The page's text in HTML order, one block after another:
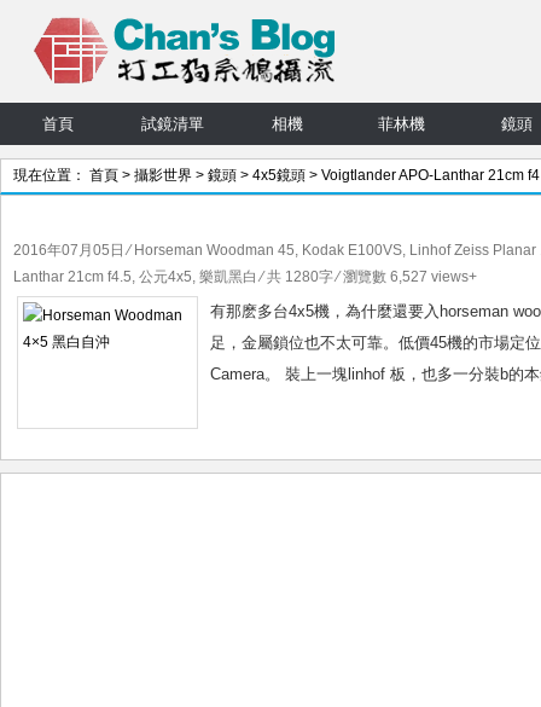
首頁 試鏡清單 相機 菲林機 鏡頭
現在位置： 首頁 > 攝影世界 > 鏡頭 > 4x5鏡頭 > Voigtlander APO-Lanthar 21cm
2016年07月05日 ⁄ Horseman Woodman 45, Kodak E100VS, Linhof Zeiss Planar
Lanthar 21cm f4.5, 公元4x5, 樂凱黑白 ⁄ 共 1280字 ⁄ 瀏覽數 6,527 views+
有那麽多台4x5機，為什麼還要入horseman
足，金屬鎖位也不太可靠。低價45機的市場定
Camera。 裝上一塊linhof 板，也多一分裝b的